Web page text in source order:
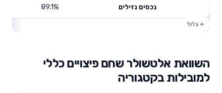
נכסים נזילים 89.1%
השוואת אלטשולר שחם פיצויים כללי
למובילות בקטגוריה